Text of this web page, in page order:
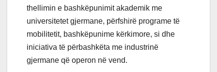
thellimin e bashkëpunimit akademik me
universitetet gjermane, përfshirë programe të
mobilitetit, bashkëpunime kërkimore, si dhe
iniciativa të përbashkëta me industrinë
gjermane që operon në vend.